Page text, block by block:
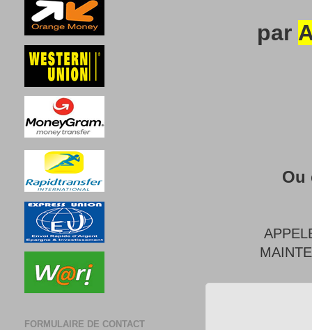
par
Ou
FORMULAIRE DE CONTACT